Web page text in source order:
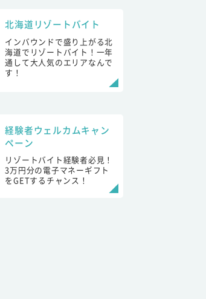
北海道リゾートバイト
インバウンドで盛り上がる北
海道でリゾートバイト！一年
通して大人気のエリアなんで
す！
経験者ウェルカムキャン
ペーン
リゾートバイト経験者必見！
3万円分の電子マネーギフト
をGETするチャンス！